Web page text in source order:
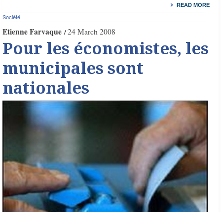
READ MORE
Société
Etienne Farvaque 24 March 2008
Pour les économistes, les
municipales sont
nationales